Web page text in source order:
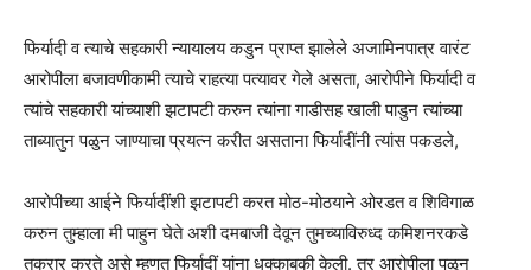
फिर्यादी व त्याचे सहकारी न्यायालय कडुन प्राप्त झालेले अजामिनपात्र वारंट
आरोपीला बजावणीकामी त्याचे राहत्या पत्यावर गेले असता, आरोपीने फिर्यादी व
त्यांचे सहकारी यांच्याशी झटापटी करुन त्यांना गाडीसह खाली पाडुन त्यांच्या
ताब्यातुन पळुन जाण्याचा प्रयत्न करीत असताना फिर्यादींनी त्यांस पकडले,
आरोपीच्या आईने फिर्यादींशी झटापटी करत मोठ-मोठयाने ओरडत व शिविगाळ
करुन तुम्हाला मी पाहुन घेते अशी दमबाजी देवून तुमच्याविरुध्द कमिशनरकडे
तक्रार करते असे म्हणत फिर्यादीं यांना धक्काबुकी केली. तर आरोपीला पळुन